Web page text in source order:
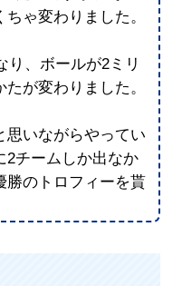
ゃ変わりました。
り、ボールが2ミリ
が変わりました。
思いながらやってい
2チームしか出なか
勝のトロフィーを貰